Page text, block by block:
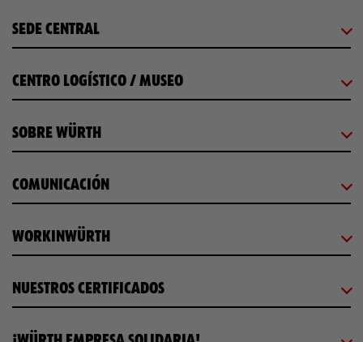
SEDE CENTRAL
CENTRO LOGÍSTICO / MUSEO
SOBRE WÜRTH
COMUNICACIÓN
WORKINWÜRTH
NUESTROS CERTIFICADOS